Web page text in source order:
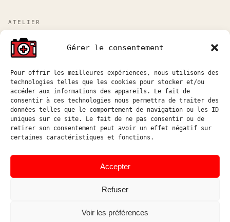
Gérer le consentement
Pour offrir les meilleures expériences, nous utilisons des
technologies telles que les cookies pour stocker et/ou
accéder aux informations des appareils. Le fait de
consentir à ces technologies nous permettra de traiter des
données telles que le comportement de navigation ou les ID
uniques sur ce site. Le fait de ne pas consentir ou de
retirer son consentement peut avoir un effet négatif sur
certaines caractéristiques et fonctions.
Accepter
Refuser
Voir les préférences
ATELIER
Atelier sur rendez-vous entre Marseille et Aix-en-
Provence.
atelier@hostophoto.fr
À propos de l’atelier
Déposer une demande de devis
Accéder au suivi atelier